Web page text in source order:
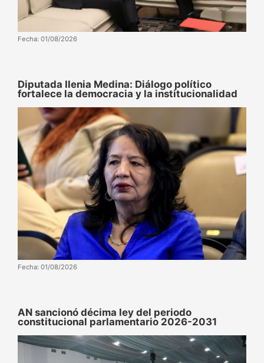
Fecha: 01/08/2026
Diputada Ilenia Medina: Diálogo político
fortalece la democracia y la institucionalidad
Fecha: 01/08/2026
AN sancionó décima ley del periodo
constitucional parlamentario 2026-2031